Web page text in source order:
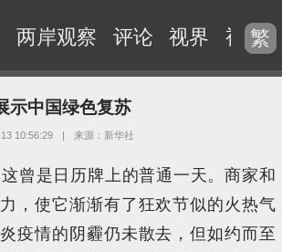
两岸观察 评论 视界 视频
繁
示中国绿色复苏
10:56:29 | 来源：新华社
曾是日历牌上的普通一天。商家和
，使它渐渐有了狂欢节似的火热气
疫情的阴霾仍未散去，但如约而至